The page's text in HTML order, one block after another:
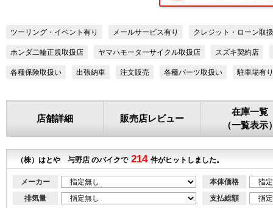
ツーリング・イベント有り メールサービス有り クレジット・ローン取
ホンダ二輪正規取扱店 ヤマハモーターサイクル取扱店 スズキ契約店
各種保険取扱い 出張納車 注文販売 各種パーツ取扱い 駐車場有り
店舗詳細 販売店レビュー
在庫一覧
（一覧表示
（株）はとや 与野店 のバイクで 214 件がヒットしました。
メーカー
排気量
本体価格
支払総額